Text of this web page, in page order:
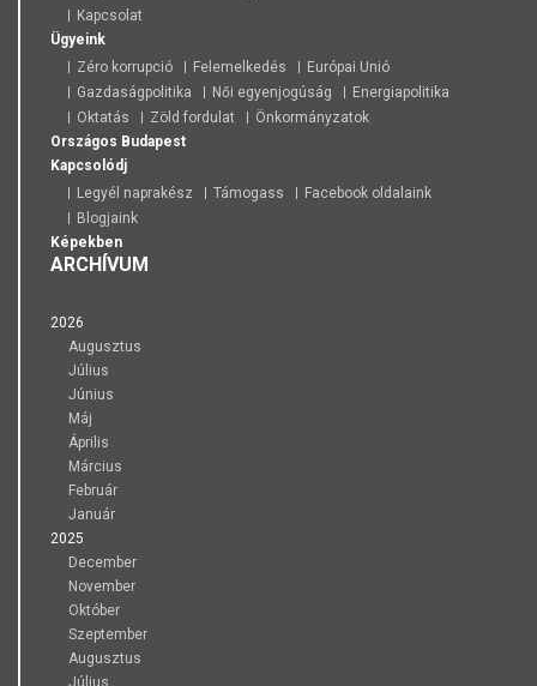
Kapcsolat
Ügyeink
Zéro korrupció
Felemelkedés
Európai Unió
Gazdaságpolitika
Női egyenjogúság
Energiapolitika
Oktatás
Zöld fordulat
Önkormányzatok
Országos Budapest
Kapcsolódj
Legyél naprakész
Támogass
Facebook oldalaink
Blogjaink
Képekben
ARCHÍVUM
2026
Augusztus
Július
Június
Máj
Április
Március
Február
Január
2025
December
November
Október
Szeptember
Augusztus
Július